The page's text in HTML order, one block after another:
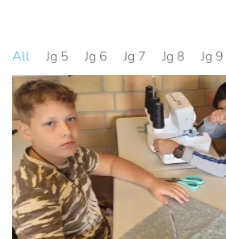
All Jg 5 Jg 6 Jg 7 Jg 8 Jg 9